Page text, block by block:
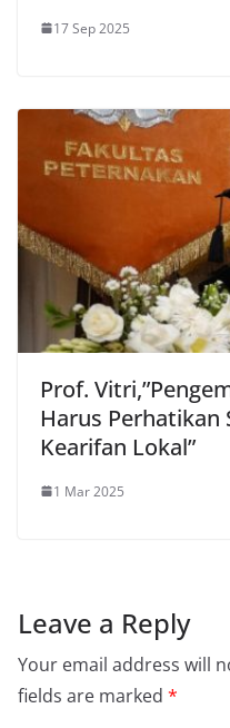
17 Sep 2025
Prof.
Harus Perhatikan
Kearifan Lokal”
1 Mar 2025
Leave a Reply
Your email address will
fields are marked *